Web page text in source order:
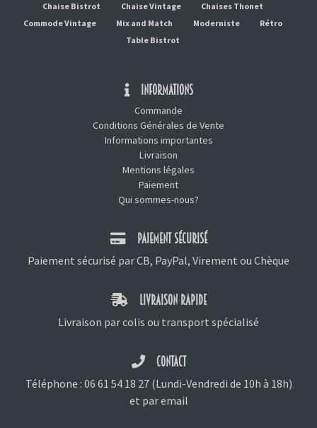
Chaise Bistrot
Chaise Vintage
Chaises Thonet
Commode Vintage
Mix and Match Moderniste
Rétro
Table Bistrot
INFORMATIONS
Commande
Conditions Générales de Vente
Informations importantes
Livraison
Mentions légales
Paiement
Qui sommes-nous?
PAIEMENT SÉCURISÉ
Paiement sécurisé par CB, PayPal, Virement ou Chèque
LIVRAISON RAPIDE
Livraison par colis ou transport spécialisé
CONTACT
Téléphone : 06 61 54 18 27(Lundi-Vendredi de 10h à 18h)
et par email